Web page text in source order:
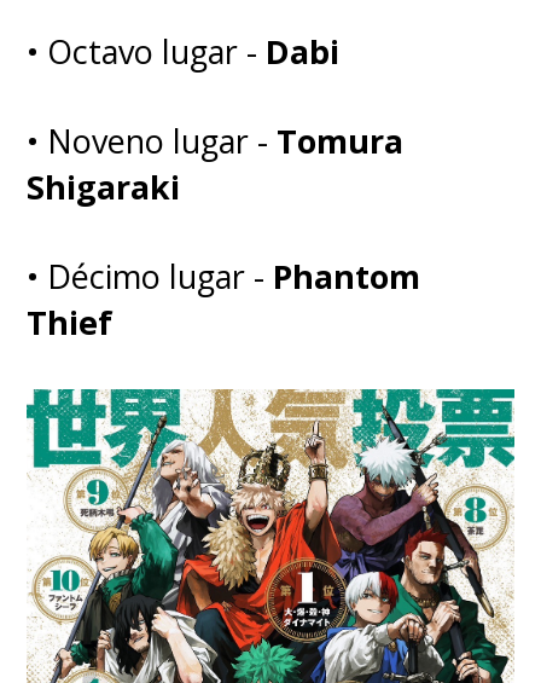
• Octavo lugar - Dabi
• Noveno lugar - Tomura
Shigaraki
• Décimo lugar - Phantom
Thief